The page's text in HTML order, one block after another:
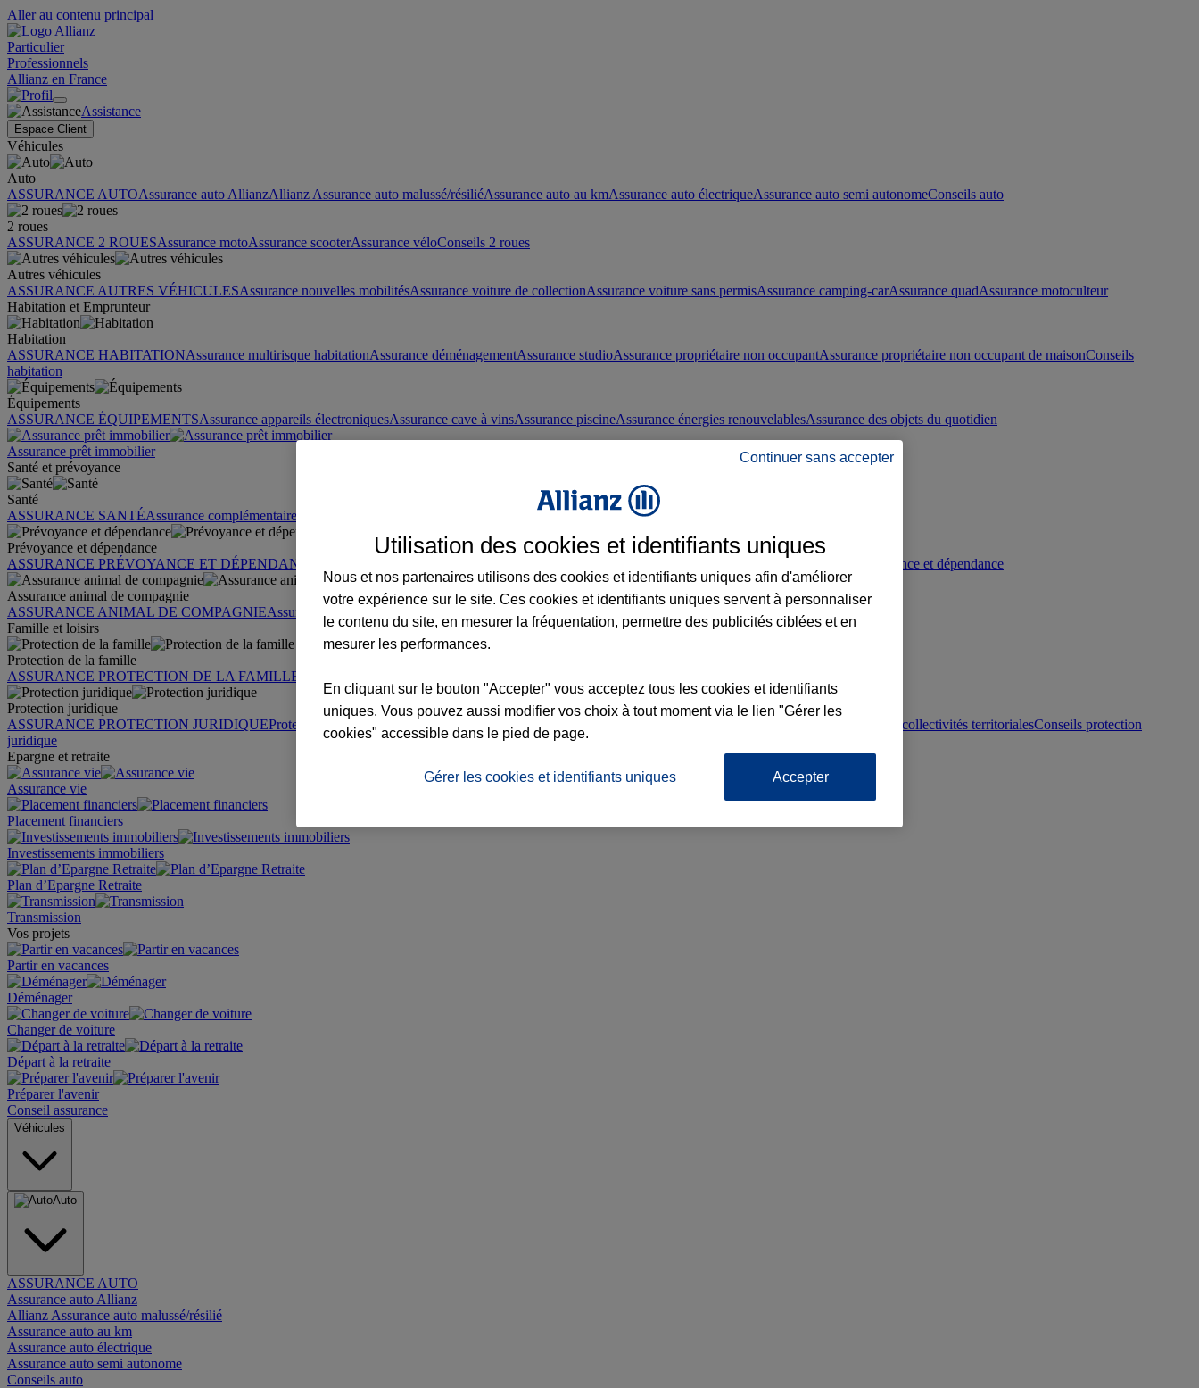
Aller au contenu principal
Particulier
Professionnels
Allianz en France
Assistance
Espace Client
Véhicules
Auto
ASSURANCE AUTOAssurance auto AllianzAllianz Assurance auto malussé/résiliéAssurance auto au kmAssurance auto électriqueAssurance auto semi autonomeConseils auto
2 roues
ASSURANCE 2 ROUESAssurance motoAssurance scooterAssurance véloConseils 2 roues
Autres véhicules
ASSURANCE AUTRES VÉHICULESAssurance nouvelles mobilitésAssurance voiture de collectionAssurance voiture sans permisAssurance camping-carAssurance quadAssurance motoculteur
Habitation et Emprunteur
Habitation
ASSURANCE HABITATIONAssurance multirisque habitationAssurance déménagementAssurance studioAssurance propriétaire non occupantAssurance propriétaire non occupant de maisonConseils
habitation
Équipements
ASSURANCE ÉQUIPEMENTSAssurance appareils électroniquesAssurance cave à vinsAssurance piscineAssurance énergies renouvelablesAssurance des objets du quotidien
Assurance prêt immobilier
Santé et prévoyance
Santé
ASSURANCE SANTÉAssurance complémentaire santé Conseils santé
Prévoyance et dépendance
ASSURANCE PRÉVOYANCE ET DÉPENDANCE
Conseils prévoyance et dépendance
Assurance animal de compagnie
ASSURANCE ANIMAL DE COMPAGNIEAssurance chien Assurance chat
Conseils animal de compagnie
Famille et loisirs
Protection de la famille
ASSURANCE PROTECTION DE LA FAMILLE
Protection juridique
ASSURANCE PROTECTION JURIDIQUEProtection juridique particuliers Protection juridique immobilière Protection juridique collectivités territorialesConseils protection
juridique
Epargne et retraite
Assurance vie
Placement financiers
Investissements immobiliers
Plan d’Epargne Retraite
Transmission
Vos projets
Partir en vacances
Déménager
Changer de voiture
Départ à la retraite
Préparer l'avenir
Conseil assurance
Véhicules
Auto
ASSURANCE AUTO
Assurance auto Allianz
Allianz Assurance auto malussé/résilié
Assurance auto au km
Assurance auto électrique
Assurance auto semi autonome
Conseils auto
Continuer sans accepter
Utilisation des cookies et identifiants uniques
Nous et nos partenaires utilisons des cookies et identifiants uniques afin d'améliorer
votre expérience sur le site. Ces cookies et identifiants uniques servent à personnaliser
le contenu du site, en mesurer la fréquentation, permettre des publicités ciblées et en
mesurer les performances.
En cliquant sur le bouton "Accepter" vous acceptez tous les cookies et identifiants
uniques. Vous pouvez aussi modifier vos choix à tout moment via le lien "Gérer les
cookies" accessible dans le pied de page.
Gérer les cookies et identifiants uniques Accepter